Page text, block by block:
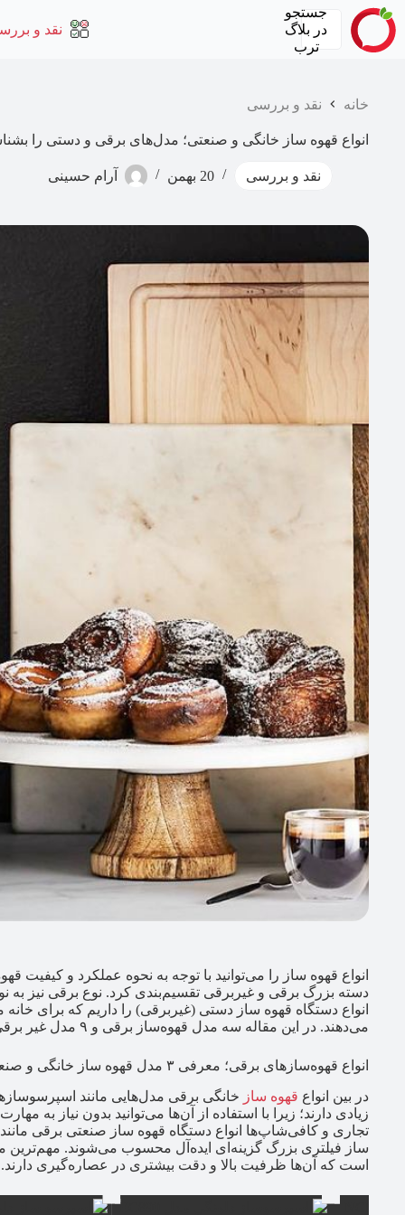
پرش
به
محتوا
جستجو
در بلاگ
ترب
نقد و
خانه نقد و بررسی
انواع قهوه ساز خانگی و صنعتی؛ مدل‌های برقی و دستی را
نقد و بررسی 20 بهمن آرام حسینی
انواع قهوه ساز را می‌توانید با توجه به نحوه عملکرد و کیفیت
دسته بزرگ برقی و غیر‌برقی تقسیم‌بندی کرد. نوع برقی نیز به
انواع دستگاه قهوه ساز دستی (غیر‌برقی) را داریم که برای
می‌دهند. در این مقاله سه مدل قهوه‌ساز برقی و ۹ مدل غیر برقی را معرفی کرده‌ایم.
انواع قهوه‌سازهای برقی؛ معرفی ۳ مدل قهوه ساز خانگی و صنعتی
در بین انواع قهوه ساز خانگی برقی مدل‌هایی مانند
زیادی دارند؛ زیرا با استفاده از آن‌ها می‌توانید بدون نیاز
تجاری و کافی‌شاپ‌ها انواع دستگاه قهوه ساز صنعتی برقی
ساز فیلتری بزرگ گزینه‌ای ایده‌آل محسوب می‌شوند. مهم‌ترین
است که آن‌ها ظرفیت بالا و دقت بیشتری در عصاره‌گیری دارند.